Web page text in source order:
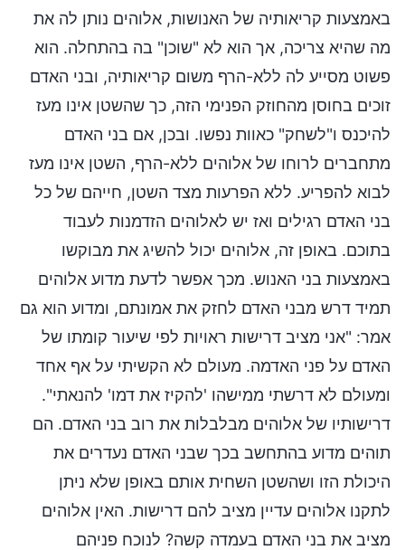
באמצעות קריאותיה של האנושות, אלוהים נותן לה את
מה שהיא צריכה, אך הוא לא "שוכן" בה בהתחלה. הוא
פשוט מסייע לה ללא-הרף משום קריאותיה, ובני האדם
זוכים בחוסן מהחוזק הפנימי הזה, כך שהשטן אינו מעז
להיכנס ו"לשחק" כאוות נפשו. ובכן, אם בני האדם
מתחברים לרוחו של אלוהים ללא-הרף, השטן אינו מעז
לבוא להפריע. ללא הפרעות מצד השטן, חייהם של כל
בני האדם רגילים ואז יש לאלוהים הזדמנות לעבוד
בתוכם. באופן זה, אלוהים יכול להשיג את מבוקשו
באמצעות בני האנוש. מכך אפשר לדעת מדוע אלוהים
תמיד דרש מבני האדם לחזק את אמונתם, ומדוע הוא גם
אמר: "אני מציב דרישות ראויות לפי שיעור קומתו של
האדם על פני האדמה. מעולם לא הקשיתי על אף אחד
ומעולם לא דרשתי ממישהו 'להקיז את דמו' להנאתי".
דרישותיו של אלוהים מבלבלות את רוב בני האדם. הם
תוהים מדוע בהתחשב בכך שבני האדם נעדרים את
היכולת הזו ושהשטן השחית אותם באופן שלא ניתן
לתקנו אלוהים עדיין מציב להם דרישות. האין אלוהים
מציב את בני האדם בעמדה קשה? לנוכח פניהם